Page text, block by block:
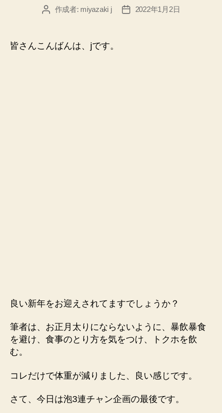
投 作成者: miyazaki j
投
2022年1月2日
皆さんこんばんは、jです。
良い新年をお迎えされてますでしょうか？
筆者は、お正月太りにならないように、暴飲暴食
を避け、食事のとり方を気をつけ、トクホを飲
む。
コレだけで体重が減りました、良い感じです。
さて、今日は泡3連チャン企画の最後です。